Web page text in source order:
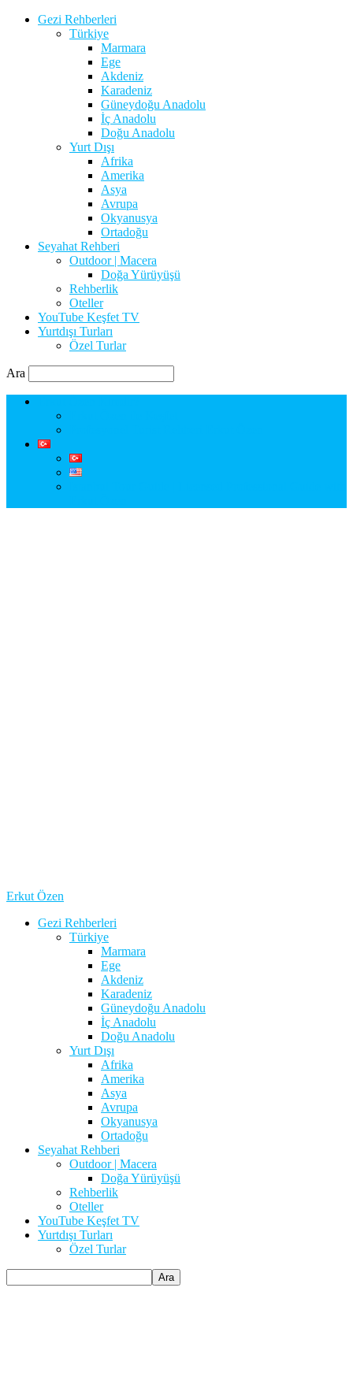
Gezi Rehberleri
Türkiye
Marmara
Ege
Akdeniz
Karadeniz
Güneydoğu Anadolu
İç Anadolu
Doğu Anadolu
Yurt Dışı
Afrika
Amerika
Asya
Avrupa
Okyanusya
Ortadoğu
Seyahat Rehberi
Outdoor | Macera
Doğa Yürüyüşü
Rehberlik
Oteller
YouTube Keşfet TV
Yurtdışı Turları
Özel Turlar
Ara
Erkut Özen
Gezi Rehberleri
Türkiye
Marmara
Ege
Akdeniz
Karadeniz
Güneydoğu Anadolu
İç Anadolu
Doğu Anadolu
Yurt Dışı
Afrika
Amerika
Asya
Avrupa
Okyanusya
Ortadoğu
Seyahat Rehberi
Outdoor | Macera
Doğa Yürüyüşü
Rehberlik
Oteller
YouTube Keşfet TV
Yurtdışı Turları
Özel Turlar